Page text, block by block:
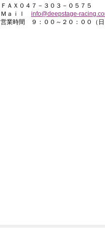
ＦＡＸ０４７－３０３－０５７５
Ｍａｉｌ info@deepstage-
営業時間 ９：００～２０：００（日